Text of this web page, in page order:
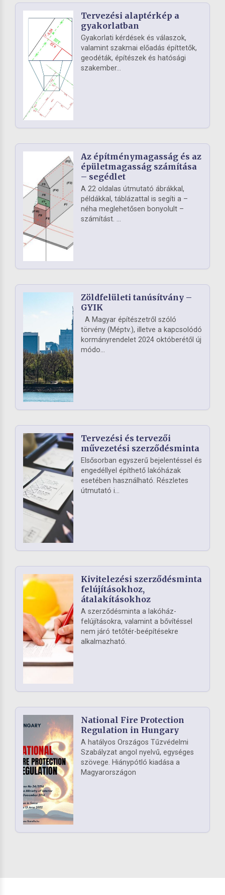
Tervezési alaptérkép a
gyakorlatban
Gyakorlati kérdések és válaszok,
valamint szakmai előadás építtetők,
geodéták, építészek és hatósági
szakember...
Az építménymagasság és az
épületmagasság számítása
– segédlet
A 22 oldalas útmutató ábrákkal,
példákkal, táblázattal is segíti a –
néha meglehetősen bonyolult –
számítást. ...
Zöldfelületi tanúsítvány –
GYIK
A Magyar építészetről szóló
törvény (Méptv.), illetve a kapcsolódó
kormányrendelet 2024 októberétől új
módo...
Tervezési és tervezői
művezetési szerződésminta
Elsősorban egyszerű bejelentéssel és
engedéllyel építhető lakóházak
esetében használható. Részletes
útmutató i...
Kivitelezési szerződésminta
felújításokhoz,
átalakításokhoz
A szerződésminta a lakóház-
felújításokra, valamint a bővítéssel
nem járó tetőtér-beépítésekre
alkalmazható.
National Fire Protection
Regulation in Hungary
A hatályos Országos Tűzvédelmi
Szabályzat angol nyelvű, egységes
szövege. Hiánypótló kiadása a
Magyarországon